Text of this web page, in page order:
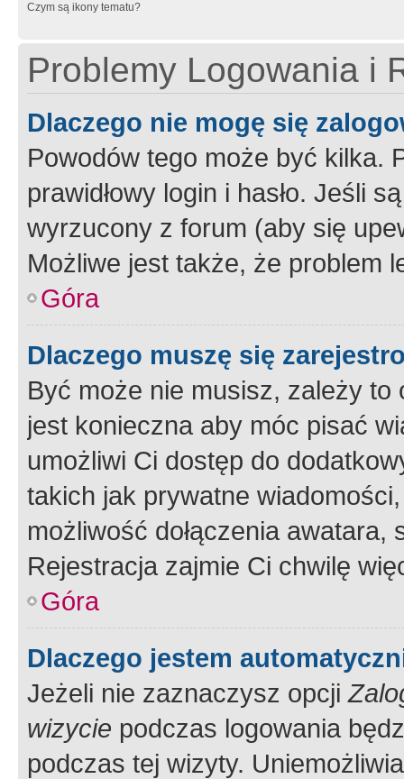
Czym są ikony tematu?
Problemy Logowania i
Dlaczego nie mogę się
Powodów tego może być kilka.
prawidłowy login i hasło. Jeśli
wyrzucony z forum (aby się
Możliwe jest także, że problem
Góra
Dlaczego muszę się
Być może nie musisz, zależy
jest konieczna aby móc pisać
umożliwi Ci dostęp do
takich jak prywatne
możliwość dołączenia
Rejestracja zajmie Ci chwilę
Góra
Dlaczego jestem
Jeżeli nie zaznaczysz opcji
wizycie podczas logowania
podczas tej wizyty.